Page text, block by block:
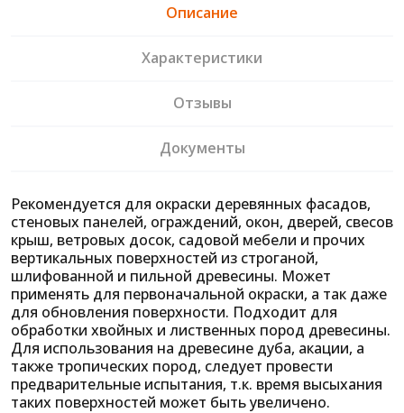
Описание
Характеристики
Отзывы
Документы
Рекомендуется для окраски деревянных фасадов,
стеновых панелей, ограждений, окон, дверей, свесов
крыш, ветровых досок, садовой мебели и прочих
вертикальных поверхностей из строганой,
шлифованной и пильной древесины. Может
применять для первоначальной окраски, а так даже
для обновления поверхности. Подходит для
обработки хвойных и лиственных пород древесины.
Для использования на древесине дуба, акации, а
также тропических пород, следует провести
предварительные испытания, т.к. время высыхания
таких поверхностей может быть увеличено.